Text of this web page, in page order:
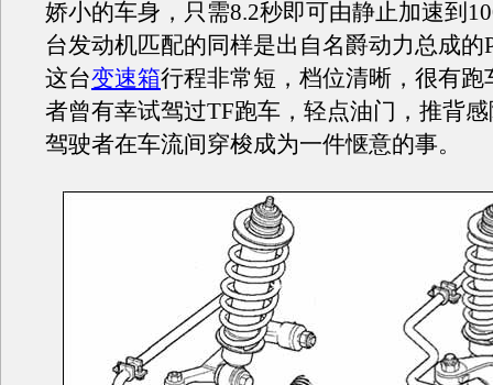
娇小的车身，只需8.2秒即可由静止加速到
台发动机匹配的同样是出自名爵动力总成的
这台变速箱行程非常短，档位清晰，很有跑
者曾有幸试驾过TF跑车，轻点油门，推背
驾驶者在车流间穿梭成为一件惬意的事。